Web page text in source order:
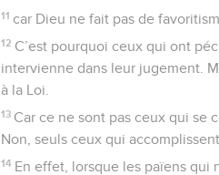
11 car Dieu ne fait pas de
12 C’est pourquoi ceux qui ont
intervienne dans leur jugement.
à la Loi.
13 Car ce ne sont pas ceux qui se
Non, seuls ceux qui
14 En effet, lorsque les païens qui